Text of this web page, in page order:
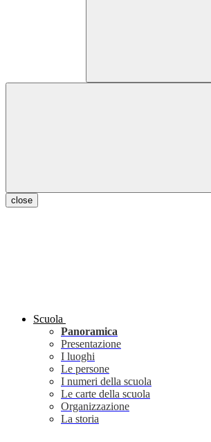
close
Scuola
Panoramica
Presentazione
I luoghi
Le persone
I numeri della scuola
Le carte della scuola
Organizzazione
La storia